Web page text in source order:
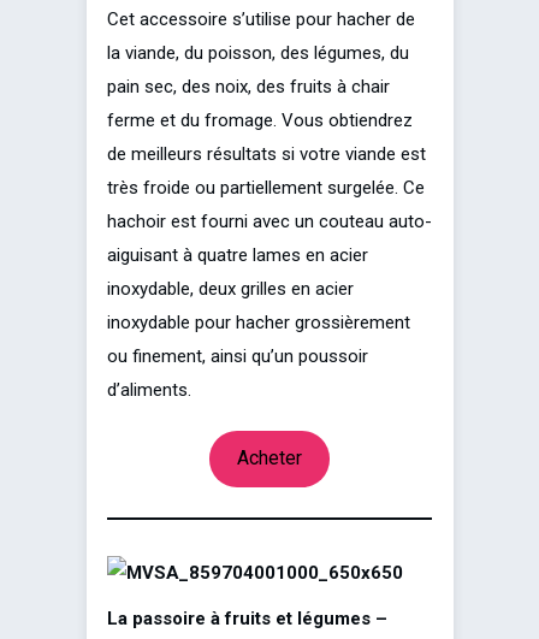
Cet accessoire s’utilise pour hacher de
la viande, du poisson, des légumes, du
pain sec, des noix, des fruits à chair
ferme et du fromage. Vous obtiendrez
de meilleurs résultats si votre viande est
très froide ou partiellement surgelée. Ce
hachoir est fourni avec un couteau auto-
aiguisant à quatre lames en acier
inoxydable, deux grilles en acier
inoxydable pour hacher grossièrement
ou finement, ainsi qu’un poussoir
d’aliments.
Acheter
La passoire à fruits et légumes –